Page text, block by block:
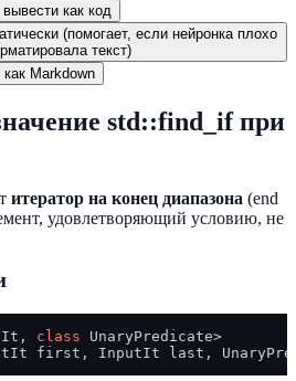
как код
(помогает, если нейронка плохо
текст)
Markdown
std::find_if при
итератор на конец диапазона (end
удовлетворяющий условию, не
class UnaryPredicate>
first, InputIt last,